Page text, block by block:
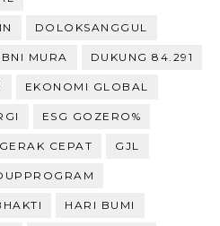
DOLOKSANGGUL
MURA DUKUNG 84.291
EKONOMI GLOBAL
ESG GOZERO%
GERAK CEPAT GJL
HARI BUMI